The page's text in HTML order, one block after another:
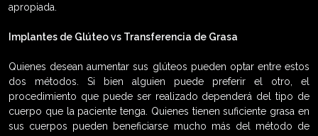
apropiada.
Implantes de Glúteo vs Transferencia de Grasa
Quienes desean aumentar sus glúteos pueden optar entre estos
dos métodos. Si bien alguien puede preferir el otro, el
procedimiento que puede ser realizado dependerá del tipo de
cuerpo que la paciente tenga. Quienes tienen suficiente grasa en
sus cuerpos pueden beneficiarse mucho más del método de